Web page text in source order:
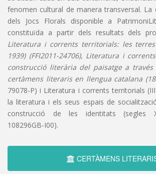
fenomen cultural de manera transversal. La
dels Jocs Florals disponible a
constituïda a partir dels resultats dels
Literatura i corrents territorials: les
1939) (FFI2011-24706), Literatura i
construcció literària del paisatge a través
certàmens literaris en llengua catalana
79078-P) i Literatura i corrents territorials
la literatura i els seus espais de
construcció de les identitats (segles
108296GB-I00).
CERTÀMENS